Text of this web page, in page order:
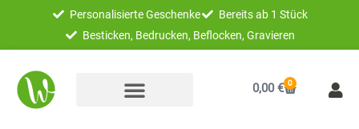
springen
Personalisierte Geschenke
Bereits ab 1 Stück
Besticken, Bedrucken, Beflocken, Gravieren
0,00€ 0
Warenkorb